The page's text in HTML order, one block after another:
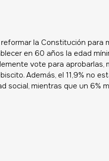
la Constitución para
en 60 años la edad
vote para aprobarlas,
Además, el 11,9% no
social, mientras que un 6%